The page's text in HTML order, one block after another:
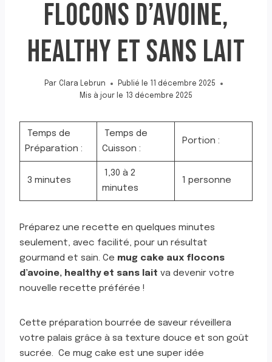
FLOCONS D’AVOINE,
HEALTHY ET SANS LAIT
Par Clara Lebrun Publié le
11 décembre 2025
Mis à jour le
13 décembre 2025
Temps de
Préparation :
Temps de
Cuisson :
Portion :
3 minutes
1,30 à 2
minutes
1 personne
Préparez une recette en quelques minutes
seulement, avec facilité, pour un résultat
gourmand et sain. Ce mug cake aux flocons
d’avoine, healthy et sans lait va devenir votre
nouvelle recette préférée !
Cette préparation bourrée de saveur réveillera
votre palais grâce à sa texture douce et son goût
sucrée. Ce mug cake est une super idée